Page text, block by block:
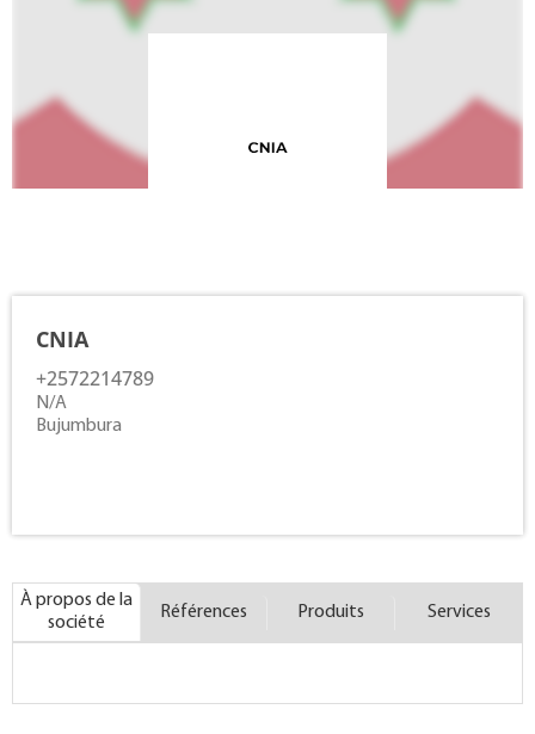
CNIA
+2572214789
N/A
Bujumbura
À propos de la
société
Références Produits Services